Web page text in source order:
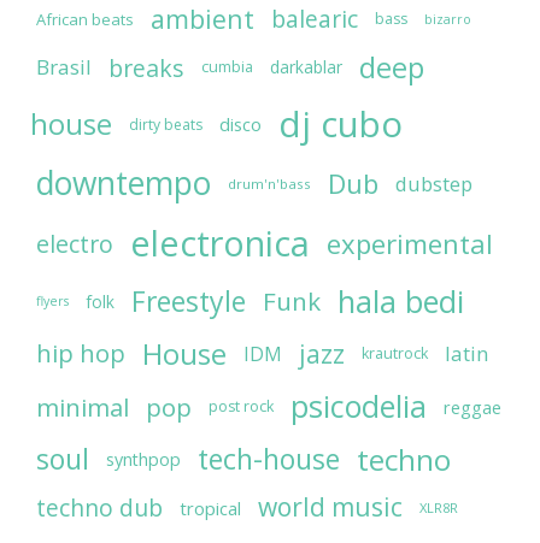
African beats ambient balearic bass bizarro
Brasil breaks cumbia darkablar
deep
house
dirty beats disco dj cubo
downtempo drum'n'bass Dub dubstep
electro electronica experimental
flyers folk Freestyle Funk hala bedi
hip hop House IDM jazz krautrock latin
minimal pop post rock psicodelia reggae
soul synthpop tech-house techno
techno dub tropical world music XLR8R